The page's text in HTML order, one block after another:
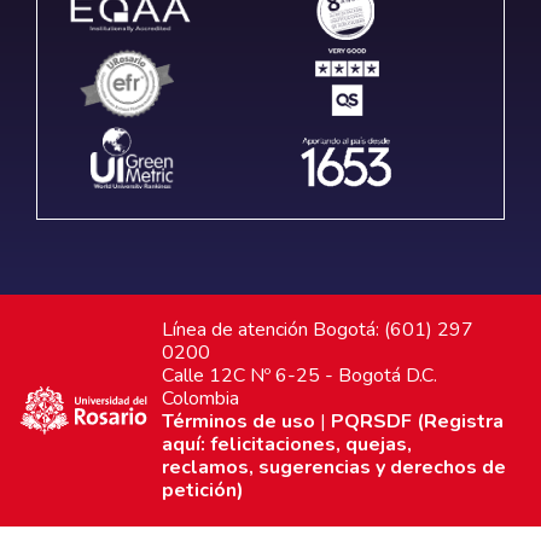
Línea de atención Bogotá: (601) 297
0200
Calle 12C Nº 6-25 - Bogotá D.C.
Colombia
Términos de uso | PQRSDF (Registra
aquí: felicitaciones, quejas,
reclamos, sugerencias y derechos de
petición)